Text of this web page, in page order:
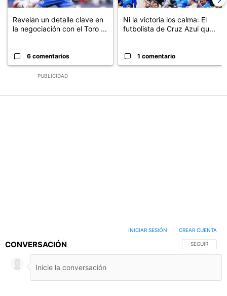
PUBLICIDAD
Revelan un detalle clave en
la negociación con el Toro ...
6 comentarios
Ni la victoria los calma: El
futbolista de Cruz Azul qu...
1 comentario
CONVERSACIÓN SIGA ESTA
SEGUIR
INICIAR SESIÓN CREAR CUENTA